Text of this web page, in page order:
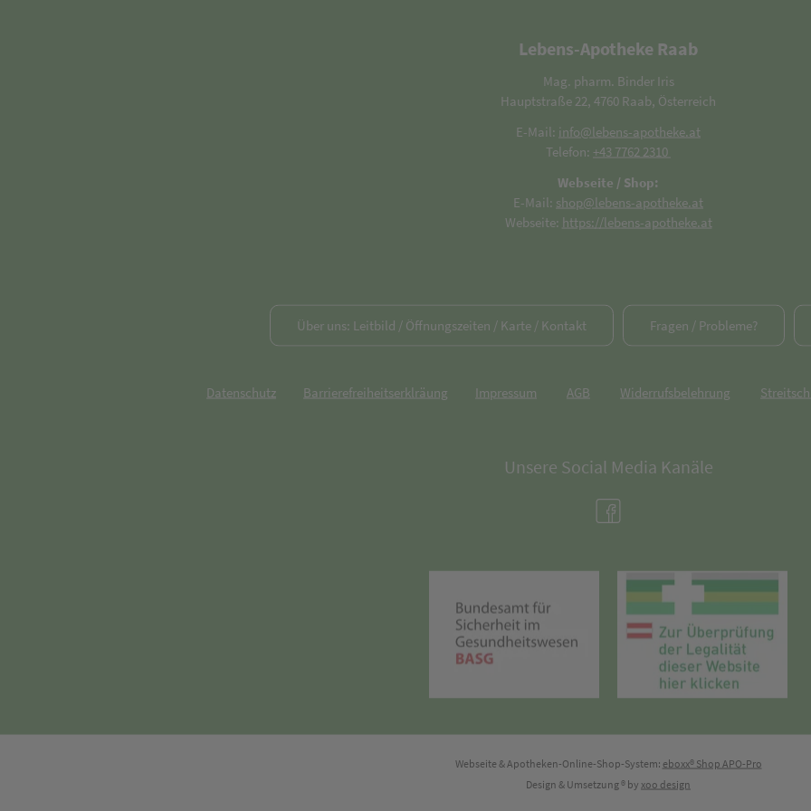
Lebens-Apotheke Raab
Mag. pharm. Binder Iris
Hauptstraße 22, 4760 Raab, Österreich
E-Mail: info@lebens-apotheke.at
Telefon: +43 7762 2310
Webseite / Shop:
E-Mail: shop@lebens-apotheke.at
Webseite: https://lebens-apotheke.at
Über uns: Leitbild / Öffnungszeiten / Karte / Kontakt Fragen / Probleme?
Datenschutz Barrierefreiheitserklräung Impressum AGB Widerrufsbelehrung
Unsere Social Media Kanäle
(öffnet in neuem Tab)
Webseite & Apotheken-Online-Shop-System: eboxx® Shop APO-Pro
Design & Umsetzung® by xoo design